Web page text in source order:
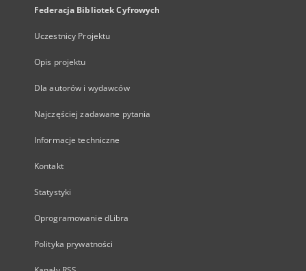
Federacja Bibliotek Cyfrowych
Uczestnicy Projektu
Opis projektu
Dla autorów i wydawców
Najczęściej zadawane pytania
Informacje techniczne
Kontakt
Statystyki
Oprogramowanie dLibra
Polityka prywatności